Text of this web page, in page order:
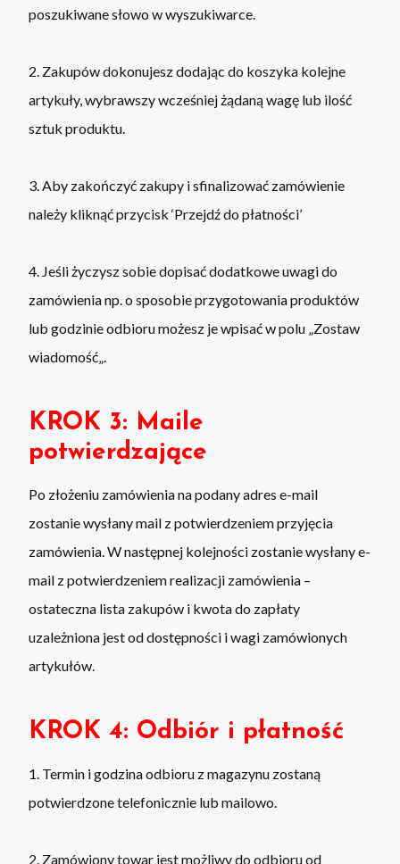
poszukiwane słowo w wyszukiwarce.
2. Zakupów dokonujesz dodając do koszyka kolejne
artykuły, wybrawszy wcześniej żądaną wagę lub ilość
sztuk produktu.
3. Aby zakończyć zakupy i sfinalizować zamówienie
należy kliknąć przycisk ‘Przejdź do płatności’
4. Jeśli życzysz sobie dopisać dodatkowe uwagi do
zamówienia np. o sposobie przygotowania produktów
lub godzinie odbioru możesz je wpisać w polu „Zostaw
wiadomość„.
KROK 3: Maile
potwierdzające
Po złożeniu zamówienia na podany adres e-mail
zostanie wysłany mail z potwierdzeniem przyjęcia
zamówienia. W następnej kolejności zostanie wysłany e-
mail z potwierdzeniem realizacji zamówienia –
ostateczna lista zakupów i kwota do zapłaty
uzależniona jest od dostępności i wagi zamówionych
artykułów.
KROK 4: Odbiór i płatność
1. Termin i godzina odbioru z magazynu zostaną
potwierdzone telefonicznie lub mailowo.
2. Zamówiony towar jest możliwy do odbioru od